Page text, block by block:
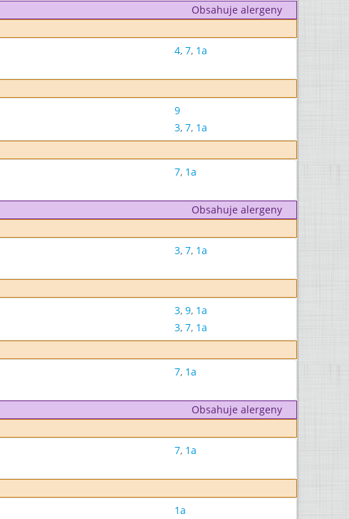
Obsahuje alergeny
4, 7, 1a
9
3, 7, 1a
7, 1a
Obsahuje alergeny
3, 7, 1a
3, 9, 1a
3, 7, 1a
7, 1a
Obsahuje alergeny
7, 1a
1a